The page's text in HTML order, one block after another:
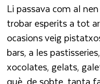
Li passava com al
trobar esperits a tot
ocasions veig
bars, a les
xocolates, gelats,